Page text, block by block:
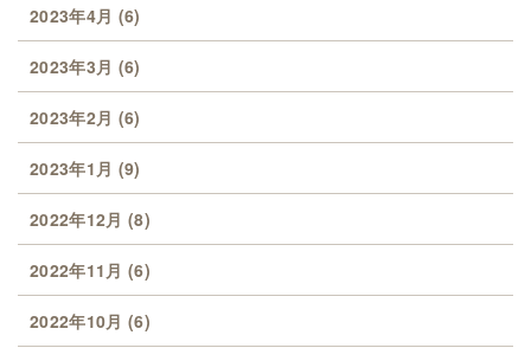
2023年4月 (6)
2023年3月 (6)
2023年2月 (6)
2023年1月 (9)
2022年12月 (8)
2022年11月 (6)
2022年10月 (6)